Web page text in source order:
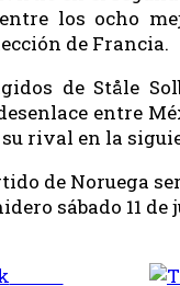
los ocho
de Francia.
de Ståle
entre
su rival en la
de Noruega
sábado 11 de